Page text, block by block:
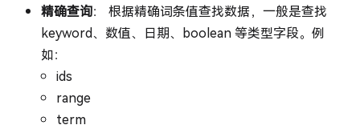
精确查询： 根据精确词条值查找数据，一般是查找
keyword、数值、日期、boolean 等类型字段。例
如：
ids
range
term